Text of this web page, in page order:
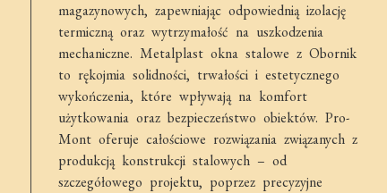
magazynowych, zapewniając odpowiednią izolację
termiczną oraz wytrzymałość na uszkodzenia
mechaniczne. Metalplast okna stalowe z Obornik
to rękojmia solidności, trwałości i estetycznego
wykończenia, które wpływają na komfort
użytkowania oraz bezpieczeństwo obiektów. Pro-
Mont oferuje całościowe rozwiązania związanych z
produkcją konstrukcji stalowych – od
szczegółowego projektu, poprzez precyzyjne